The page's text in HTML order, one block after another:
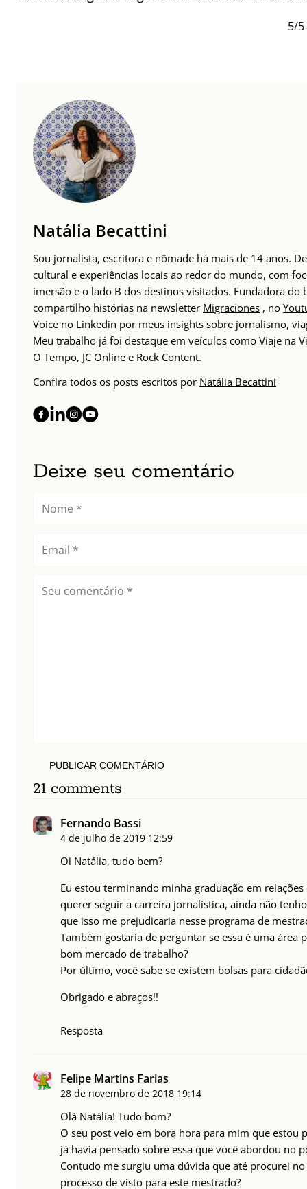
5/5
Natália Becattini
Sou jornalista, escritora e nômade há mais de 14 anos.
cultural e experiências locais ao redor do mundo, com
imersão e o lado B dos destinos visitados. Fundadora
compartilho histórias na newsletter Migraciones , no
Voice no Linkedin por meus insights sobre jornalismo,
Meu trabalho já foi destaque em veículos como Viaje na
O Tempo, JC Online e Rock Content.
Confira todos os posts escritos por Natália Becattini
Deixe seu comentário
PUBLICAR COMENTÁRIO
21 comments
Fernando Bassi
4 de julho de 2019 12:59
Oi Natália, tudo bem?
Eu estou terminando minha graduação em
querer seguir a carreira jornalística, ainda não
que isso me prejudicaria nesse programa de
Também gostaria de perguntar se essa é uma área
bom mercado de trabalho?
Por último, você sabe se existem bolsas para
Obrigado e abraços!!
Resposta
Felipe Martins Farias
28 de novembro de 2018 19:14
Olá Natália! Tudo bom?
O seu post veio em bora hora para mim que estou
já havia pensado sobre essa que você abordou no
Contudo me surgiu uma dúvida que até procurei
processo de visto para este mestrado?